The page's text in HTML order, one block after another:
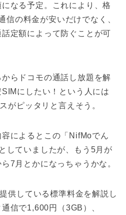
なる予定。これにより、格
信の料金が安いだけでなく、
定額によって防ぐことが可
らドコモの通話し放題を解
にしたい！という人には
がピッタリと言えそう。
によるとこの「NifMoでん
していましたが、もう5月が
7月とかになっちゃうかな。
供している標準料金を解説し
信で1,600円（3GB）、